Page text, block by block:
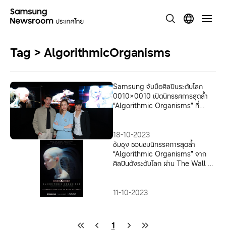
Tag > AlgorithmicOrganisms
Samsung จับมือศิลปินระดับโลก
0010×0010 เปิดนิทรรศการสุดล้ำ
“Algorithmic Organisms” ที่
18-10-2023
ซัมซุง ชวนชมนิทรรศการสุดล้ำ
“Algorithmic Organisms” จาก
ศิลปินดังระดับโลก ผ่าน The Wall สุด
กันของโลกศิลปะและเทคโนโลยี เริ่ม 18
11-10-2023
1